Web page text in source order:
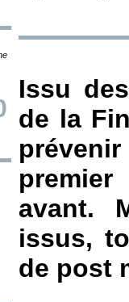
Issu
de la
prévenir
avant.
issus,
de post